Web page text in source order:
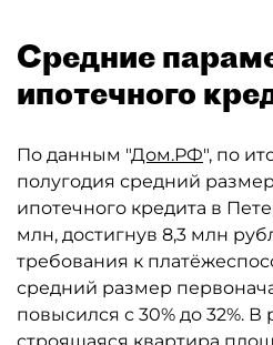
Средние
ипотечного
По данным "Дом.РФ", по
полугодия средний
ипотечного кредита в
млн, достигнув 8,3 млн
требования к
средний размер
повысился с 30% до 32%. В